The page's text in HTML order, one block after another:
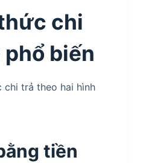
chi
biến
chi trả theo hai hình
tiền